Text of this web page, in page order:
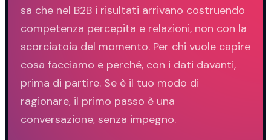
sa che nel B2B i risultati arrivano costruendo
competenza percepita e relazioni, non con la
scorciatoia del momento. Per chi vuole capire
cosa facciamo e perché, con i dati davanti,
prima di partire. Se è il tuo modo di
ragionare, il primo passo è una
conversazione, senza impegno.